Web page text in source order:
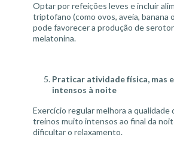
Optar por refeições leves e incluir
triptofano (como ovos, aveia, banana
pode favorecer a produção de
melatonina.
Praticar atividade física, mas
intensos à noite
Exercício regular melhora a qualidade
treinos muito intensos ao final da
dificultar o relaxamento.